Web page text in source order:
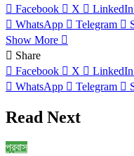
Facebook
X LinkedIn
WhatsApp
Telegram
Show More
Share
Facebook
X LinkedIn
WhatsApp
Telegram
Read Next
প্রবাস